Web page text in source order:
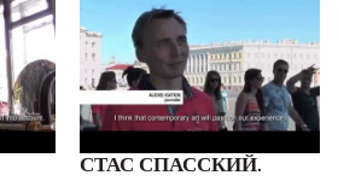
СТАС СПАССКИЙ.